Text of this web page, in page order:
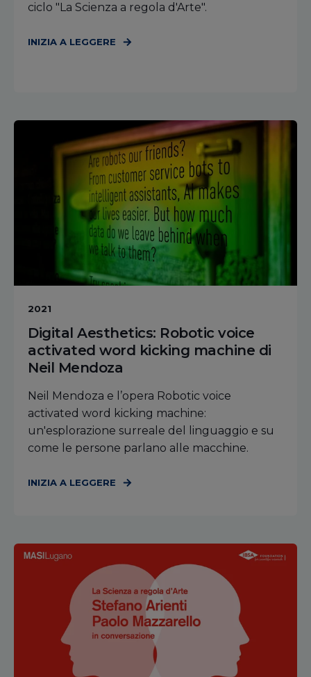
ciclo "La Scienza a regola d'Arte".
INIZIA A LEGGERE
2021
Digital Aesthetics: Robotic voice
activated word kicking machine di
Neil Mendoza
Neil Mendoza e l’opera Robotic voice
activated word kicking machine:
un'esplorazione surreale del linguaggio e su
come le persone parlano alle macchine.
INIZIA A LEGGERE